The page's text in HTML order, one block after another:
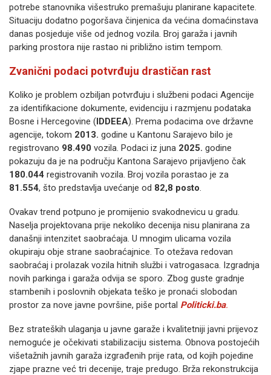
potrebe stanovnika višestruko premašuju planirane kapacitete.
Situaciju dodatno pogoršava činjenica da većina domaćinstava
danas posjeduje više od jednog vozila. Broj garaža i javnih
parking prostora nije rastao ni približno istim tempom.
Zvanični podaci potvrđuju drastičan rast
Koliko je problem ozbiljan potvrđuju i službeni podaci Agencije
za identifikacione dokumente, evidenciju i razmjenu podataka
Bosne i Hercegovine (IDDEEA). Prema podacima ove državne
agencije, tokom 2013. godine u Kantonu Sarajevo bilo je
registrovano 98.490 vozila. Podaci iz juna 2025. godine
pokazuju da je na području Kantona Sarajevo prijavljeno čak
180.044 registrovanih vozila. Broj vozila porastao je za
81.554, što predstavlja uvećanje od 82,8 posto.
Ovakav trend potpuno je promijenio svakodnevicu u gradu.
Naselja projektovana prije nekoliko decenija nisu planirana za
današnji intenzitet saobraćaja. U mnogim ulicama vozila
okupiraju obje strane saobraćajnice. To otežava redovan
saobraćaj i prolazak vozila hitnih službi i vatrogasaca. Izgradnja
novih parkinga i garaža odvija se sporo. Zbog guste gradnje
stambenih i poslovnih objekata teško je pronaći slobodan
prostor za nove javne površine, piše portal Politicki.ba.
Bez strateških ulaganja u javne garaže i kvalitetniji javni prijevoz
nemoguće je očekivati stabilizaciju sistema. Obnova postojećih
višetažnih javnih garaža izgrađenih prije rata, od kojih pojedine
zjape prazne već tri decenije, traje predugo. Brža rekonstrukcija